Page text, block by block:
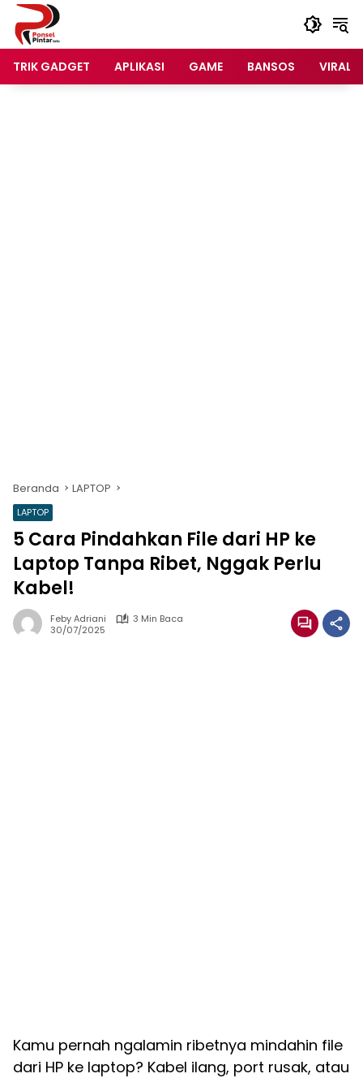
Langsung
konten
TRIK GADGET
APLIKASI GAME BANSOS VIRAL
Beranda LAPTOP
LAPTOP
5 Cara Pindahkan File dari HP ke
Laptop Tanpa Ribet, Nggak Perlu
Kabel!
Feby Adriani
3 Min Baca
30/07/2025
Kamu pernah ngalamin ribetnya mindahin file
dari HP ke laptop? Kabel ilang, port rusak, atau